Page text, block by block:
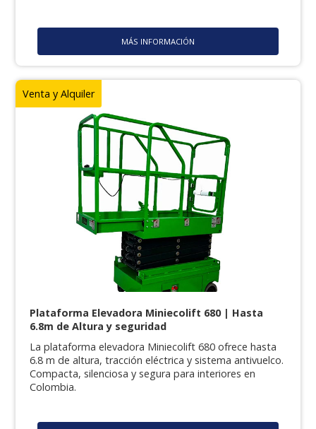
MÁS INFORMACIÓN
Venta y Alquiler
Plataforma Elevadora Miniecolift 680 | Hasta
6.8m de Altura y seguridad
La plataforma elevadora Miniecolift 680 ofrece hasta
6.8 m de altura, tracción eléctrica y sistema antivuelco.
Compacta, silenciosa y segura para interiores en
Colombia.